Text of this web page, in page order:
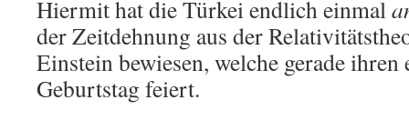
Hiermit hat die Türkei endlich einmal
der Zeitdehnung aus der
Einstein bewiesen, welche gerade
Geburtstag feiert.